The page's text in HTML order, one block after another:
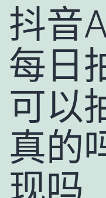
抖音
每日
可以
真的
现吗